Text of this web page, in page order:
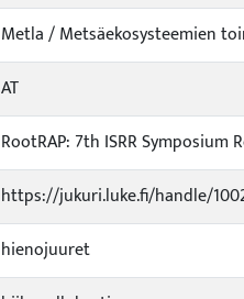
Metla / Metsäekosysteemien
AT
RootRAP: 7th ISRR
https://jukuri.luke.fi/handle/
hienojuuret